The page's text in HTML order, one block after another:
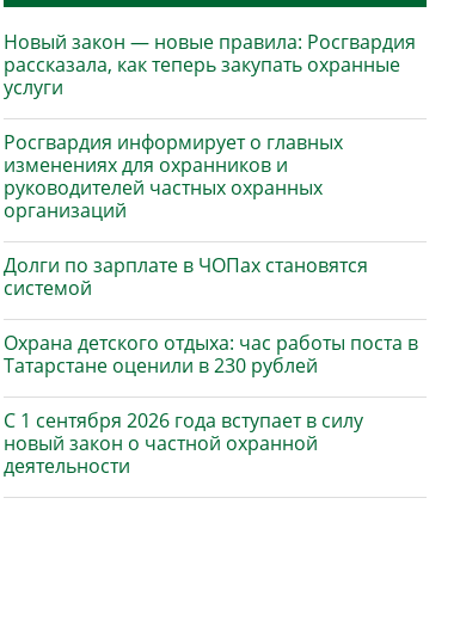
Новый закон — новые правила: Росгвардия
рассказала, как теперь закупать охранные
услуги
Росгвардия информирует о главных
изменениях для охранников и
руководителей частных охранных
организаций
Долги по зарплате в ЧОПах становятся
системой
Охрана детского отдыха: час работы поста в
Татарстане оценили в 230 рублей
С 1 сентября 2026 года вступает в силу
новый закон о частной охранной
деятельности